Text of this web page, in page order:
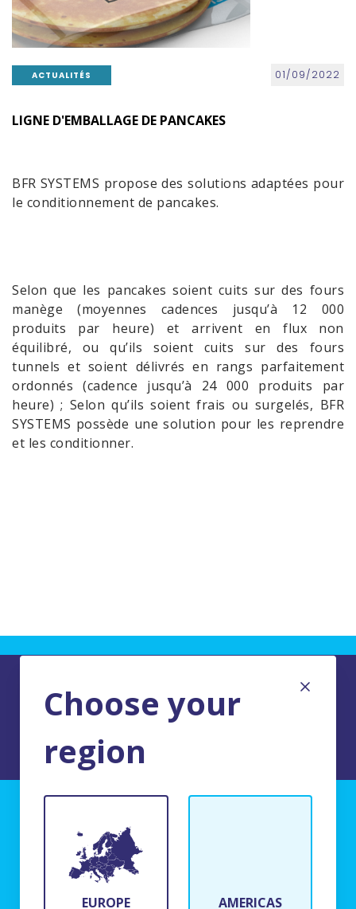
ACTUALITÉS 01/09/2022
LIGNE D'EMBALLAGE DE PANCAKES
BFR SYSTEMS propose des solutions adaptées pour
le conditionnement de pancakes.
Selon que les pancakes soient cuits sur des fours
manège (moyennes cadences jusqu’à 12 000
produits par heure) et arrivent en flux non
équilibré, ou qu’ils soient cuits sur des fours
tunnels et soient délivrés en rangs parfaitement
ordonnés (cadence jusqu’à 24 000 produits par
heure) ; Selon qu’ils soient frais ou surgelés, BFR
SYSTEMS possède une solution pour les reprendre
et les conditionner.
Choose your
region
EUROPE AMERICAS
BFR Systems
24 rue du Bois Chaland
91090 Lisses, France